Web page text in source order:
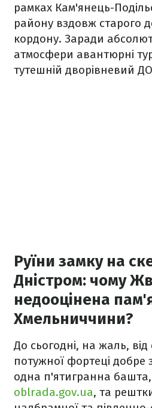
рамках Кам'янець-
району вздовж старого
кордону. Заради
атмосфери авантюрні
тутешній дворівневий
Руїни замку на
Дністром: чому
недооцінена
Хмельниччини?
До сьогодні, на жаль, від
потужної фортеці добре
одна п'ятигранна
oblrada.gov.ua, та